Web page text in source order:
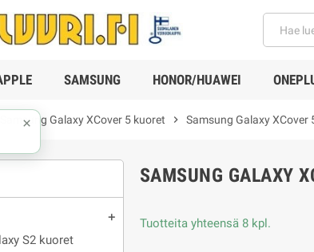
SAMSUNG HONOR/HUAWEI
Samsung Galaxy XCover 5 kuoret chevron_right Samsung Galaxy XCover
add
S2 kuoret
SAMSUNG GALAXY
Tuotteita yhteensä 8 kpl.
×